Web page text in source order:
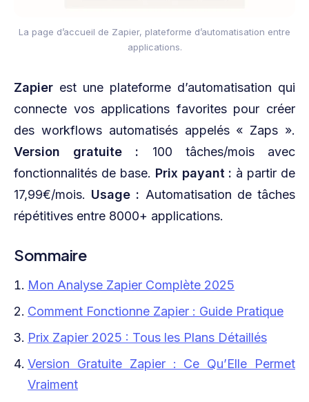
La page d’accueil de Zapier, plateforme d’automatisation entre
applications.
Zapier est une plateforme d’automatisation qui
connecte vos applications favorites pour créer
des workflows automatisés appelés « Zaps ».
Version gratuite : 100 tâches/mois avec
fonctionnalités de base. Prix payant : à partir de
17,99€/mois. Usage : Automatisation de tâches
répétitives entre 8000+ applications.
Sommaire
Mon Analyse Zapier Complète 2025
Comment Fonctionne Zapier : Guide Pratique
Prix Zapier 2025 : Tous les Plans Détaillés
Version Gratuite Zapier : Ce Qu’Elle Permet
Vraiment